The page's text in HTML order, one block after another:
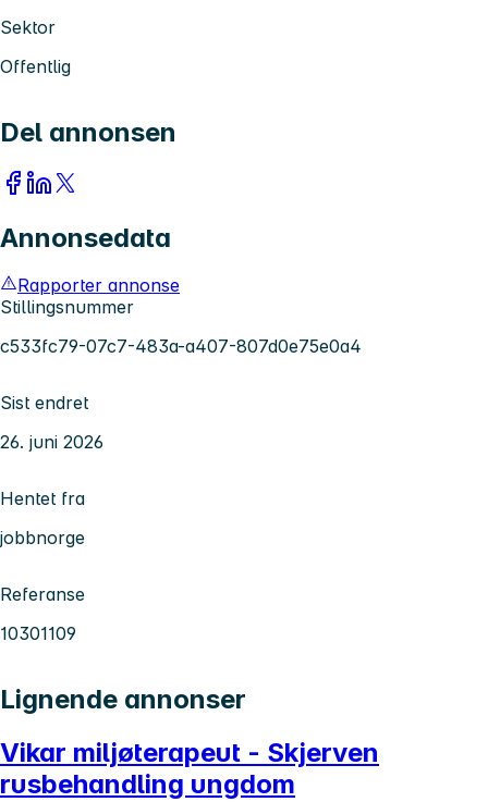
Sektor
Offentlig
Del annonsen
Annonsedata
Rapporter annonse
Stillingsnummer
c533fc79-07c7-483a-a407-807d0e75e0a4
Sist endret
26. juni 2026
Hentet fra
jobbnorge
Referanse
10301109
Lignende annonser
Vikar miljøterapeut - Skjerven
rusbehandling ungdom